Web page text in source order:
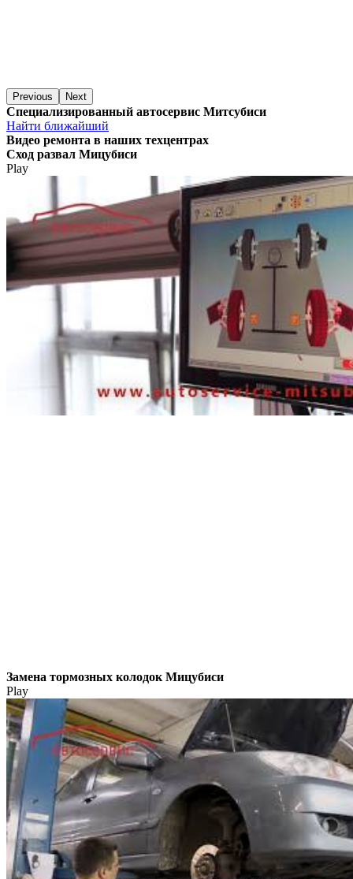
Previous Next
Специализированный автосервис Митсубиси
Найти ближайший
Видео ремонта в наших техцентрах
Сход развал Мицубиси
Play
Замена тормозных колодок Мицубиси
Play